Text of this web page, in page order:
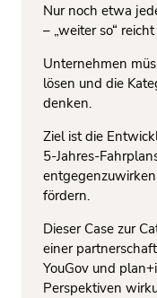
Nur noch etwa
– „weiter so“
Unternehmen
lösen und die
denken.
Ziel ist die
fördern.
Dieser Case zur
einer
YouGov und
Perspektiven